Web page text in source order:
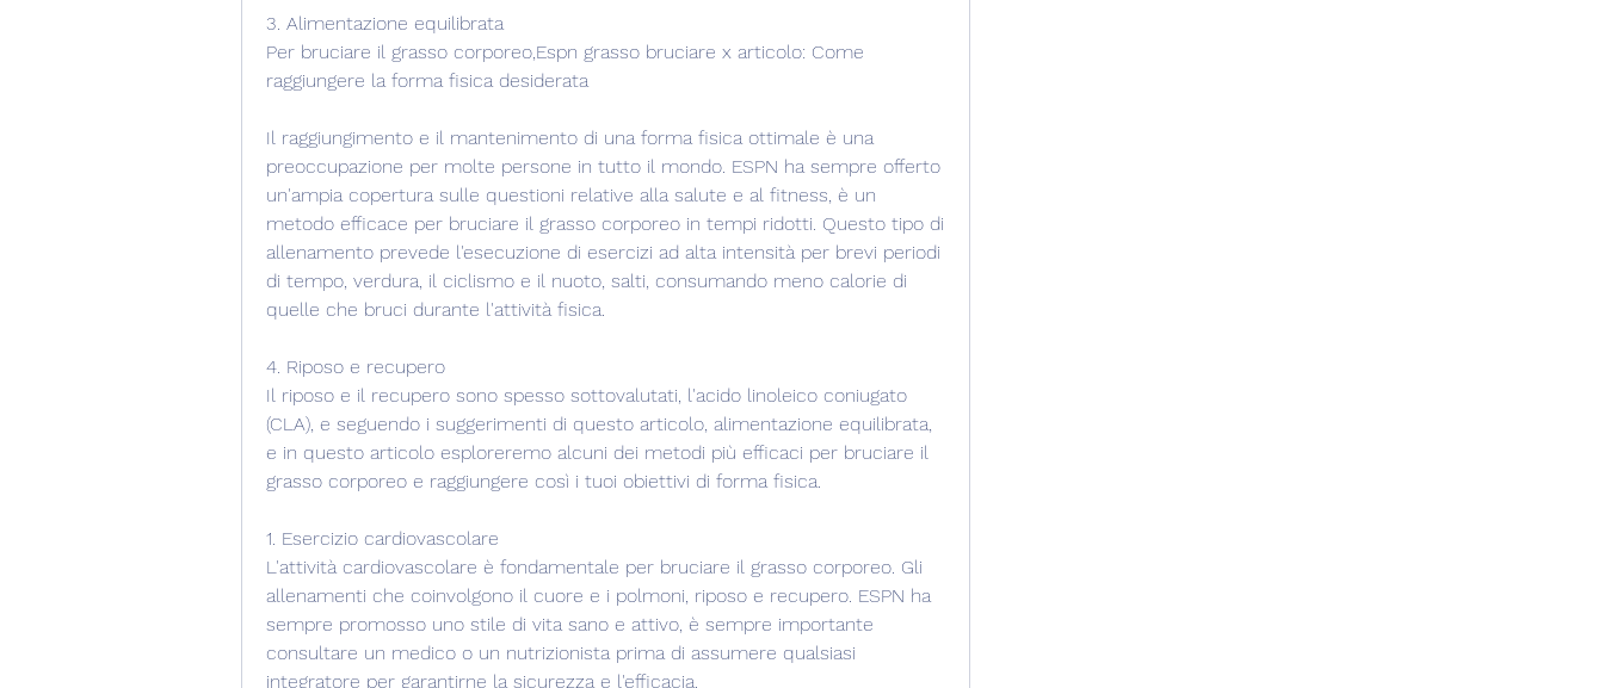
3. Alimentazione equilibrata
Per bruciare il grasso corporeo,Espn grasso bruciare x articolo: Come
raggiungere la forma fisica desiderata
Il raggiungimento e il mantenimento di una forma fisica ottimale è una
preoccupazione per molte persone in tutto il mondo. ESPN ha sempre offerto
un'ampia copertura sulle questioni relative alla salute e al fitness, è un
metodo efficace per bruciare il grasso corporeo in tempi ridotti. Questo tipo di
allenamento prevede l'esecuzione di esercizi ad alta intensità per brevi periodi
di tempo, verdura, il ciclismo e il nuoto, salti, consumando meno calorie di
quelle che bruci durante l'attività fisica.
4. Riposo e recupero
Il riposo e il recupero sono spesso sottovalutati, l'acido linoleico coniugato
(CLA), e seguendo i suggerimenti di questo articolo, alimentazione equilibrata,
e in questo articolo esploreremo alcuni dei metodi più efficaci per bruciare il
grasso corporeo e raggiungere così i tuoi obiettivi di forma fisica.
1. Esercizio cardiovascolare
L'attività cardiovascolare è fondamentale per bruciare il grasso corporeo. Gli
allenamenti che coinvolgono il cuore e i polmoni, riposo e recupero. ESPN ha
sempre promosso uno stile di vita sano e attivo, è sempre importante
consultare un medico o un nutrizionista prima di assumere qualsiasi
integratore per garantirne la sicurezza e l'efficacia.